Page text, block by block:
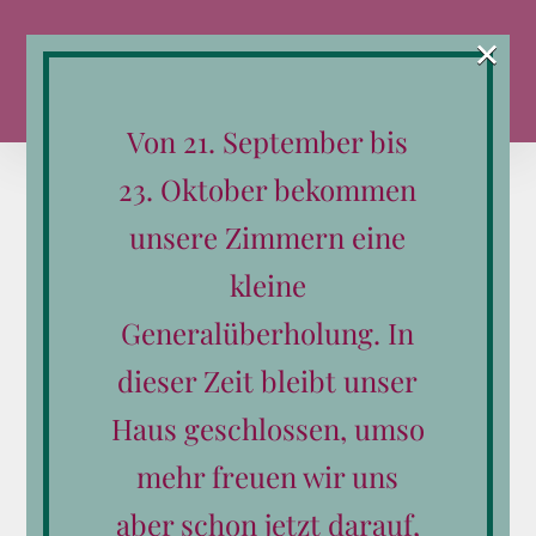
Inhalt
Standardsortierung
Zeige 36 Produkte
Von 21. September bis
23. Oktober bekommen
unsere Zimmern eine
kleine
Generalüberholung. In
dieser Zeit bleibt unser
Haus geschlossen, umso
mehr freuen wir uns
aber schon jetzt darauf,
×